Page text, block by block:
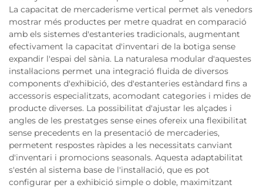
La capacitat de mercaderisme vertical permet als venedors
mostrar més productes per metre quadrat en comparació
amb els sistemes d'estanteries tradicionals, augmentant
efectivament la capacitat d'inventari de la botiga sense
expandir l'espai del sània. La naturalesa modular d'aquestes
instal·lacions permet una integració fluida de diversos
components d'exhibició, des d'estanteries estàndard fins a
accessoris especialitzats, acomodant categories i mides de
producte diverses. La possibilitat d'ajustar les alçades i
angles de les prestatges sense eines ofereix una flexibilitat
sense precedents en la presentació de mercaderies,
permetent respostes ràpides a les necessitats canviant
d'inventari i promocions seasonals. Aquesta adaptabilitat
s'estén al sistema base de l'instal·lació, que es pot
configurar per a exhibició simple o doble, maximitzant